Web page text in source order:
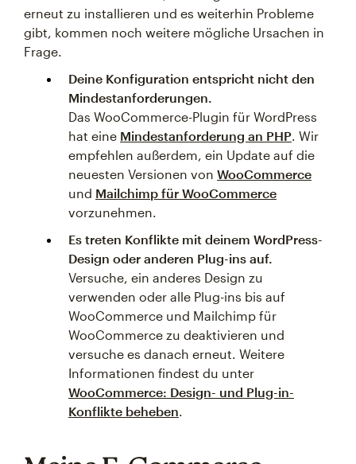
erneut zu installieren und es weiterhin Probleme
gibt, kommen noch weitere mögliche Ursachen in
Frage.
Deine Konfiguration entspricht nicht den
Mindestanforderungen.
Das WooCommerce-Plugin für WordPress
hat eine Mindestanforderung an PHP. Wir
empfehlen außerdem, ein Update auf die
neuesten Versionen von WooCommerce
und Mailchimp für WooCommerce
vorzunehmen.
Es treten Konflikte mit deinem WordPress-
Design oder anderen Plug-ins auf.
Versuche, ein anderes Design zu
verwenden oder alle Plug-ins bis auf
WooCommerce und Mailchimp für
WooCommerce zu deaktivieren und
versuche es danach erneut. Weitere
Informationen findest du unter
WooCommerce: Design- und Plug-in-
Konflikte beheben.